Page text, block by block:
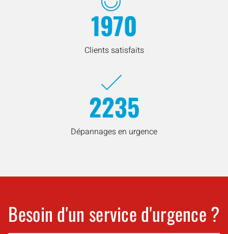
1970
Clients satisfaits
2235
Dépannages en urgence
Besoin d'un service d'urgence ?